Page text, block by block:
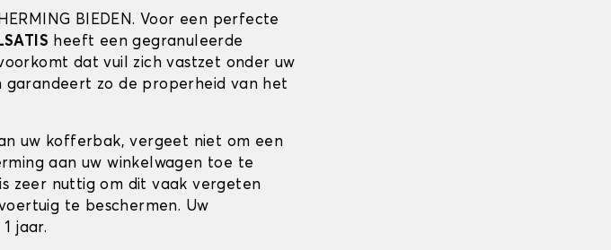
BIEDEN. Voor een perfecte
heeft een gegranuleerde
dat vuil zich vastzet onder uw
garandeert zo de properheid van het
uw kofferbak, vergeet niet om een
aan uw winkelwagen toe te
zeer nuttig om dit vaak vergeten
te beschermen. Uw
jaar.